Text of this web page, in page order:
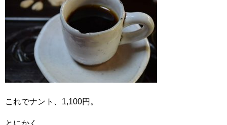
これでナント、1,100円。
とにかく、